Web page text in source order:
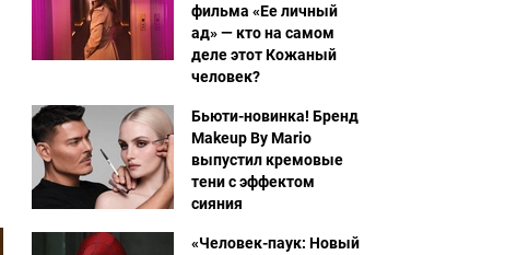
фильма «Ее личный
ад» — кто на самом
деле этот Кожаный
человек?
Бьюти-новинка! Бренд
Makeup By Mario
выпустил кремовые
тени с эффектом
сияния
«Человек-паук: Новый